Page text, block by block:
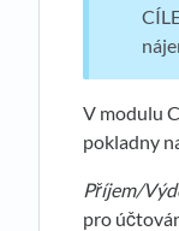
V modulu
pokladny
Příjem/
pro